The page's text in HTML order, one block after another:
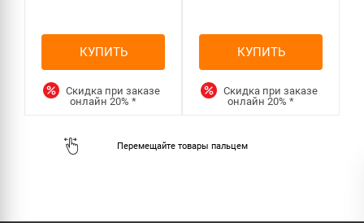
КУПИТЬ
Скидка при заказе
онлайн20%*
КУПИТЬ
Скидка при заказе
онлайн20%*